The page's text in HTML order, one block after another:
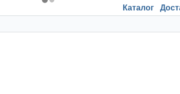
Каталог